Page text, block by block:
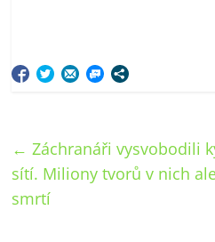
← Záchranáři vysvobodili
sítí. Miliony tvorů v nich
smrtí